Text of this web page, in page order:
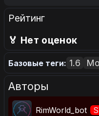
Рейтинг
🏅 Нет оценок
Базовые теги: 1.6
Авторы
RimWorld_bot